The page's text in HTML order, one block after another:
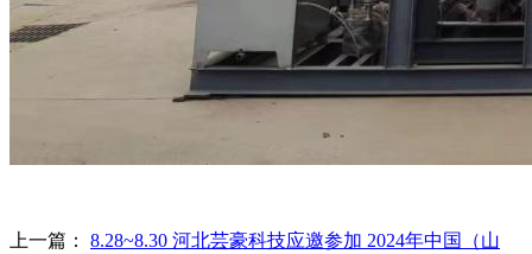
上一篇： 8.28~8.30 河北芸豪科技应邀参加 2024年中国（山